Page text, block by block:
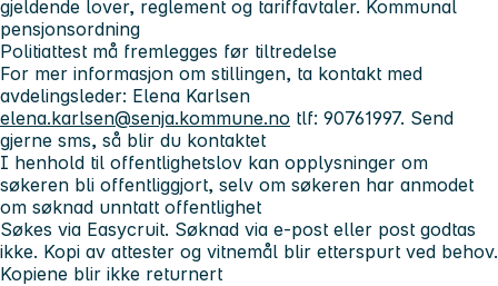
gjeldende lover, reglement og tariffavtaler. Kommunal
pensjonsordning
Politiattest må fremlegges før tiltredelse
For mer informasjon om stillingen, ta kontakt med
avdelingsleder: Elena Karlsen
elena.karlsen@senja.kommune.no tlf: 90761997. Send
gjerne sms, så blir du kontaktet
I henhold til offentlighetslov kan opplysninger om
søkeren bli offentliggjort, selv om søkeren har anmodet
om søknad unntatt offentlighet
Søkes via Easycruit. Søknad via e-post eller post godtas
ikke. Kopi av attester og vitnemål blir etterspurt ved behov.
Kopiene blir ikke returnert